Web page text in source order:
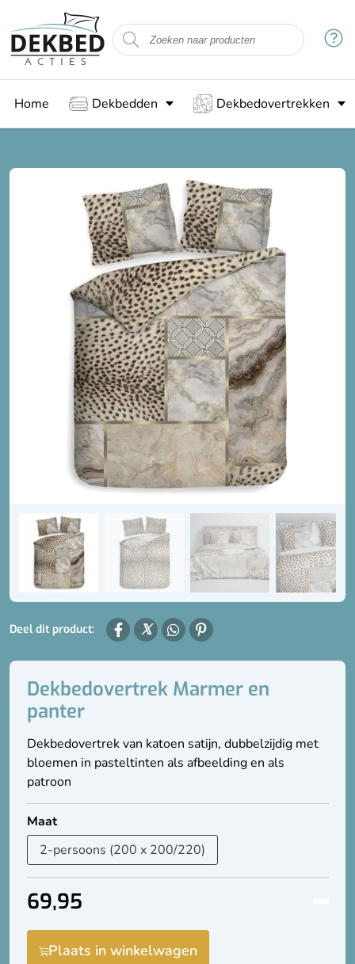
Home Dekbedden Dekbedovertrekken
Deel dit product:
Dekbedovertrek Marmer en
panter
Dekbedovertrek van katoen satijn, dubbelzijdig met
bloemen in pasteltinten als afbeelding en als
patroon
Maat
69,95
Plaats in winkelwagen